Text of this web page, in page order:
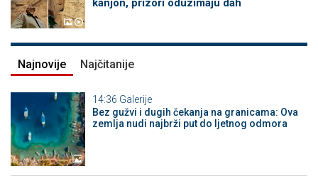
kanjon, prizori oduzimaju dah
Najnovije Najčitanije
14:36 Galerije
Bez gužvi i dugih čekanja na granicama: Ova
zemlja nudi najbrži put do ljetnog odmora